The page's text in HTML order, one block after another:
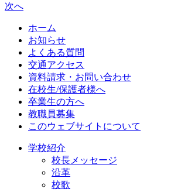
次へ
ホーム
お知らせ
よくある質問
交通アクセス
資料請求・お問い合わせ
在校生/保護者様へ
卒業生の方へ
教職員募集
このウェブサイトについて
学校紹介
校長メッセージ
沿革
校歌